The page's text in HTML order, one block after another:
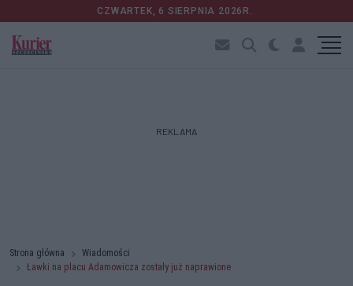
CZWARTEK, 6 SIERPNIA 2026R.
REKLAMA
Strona główna
Wiadomości
Ławki na placu Adamowicza zostały już naprawione